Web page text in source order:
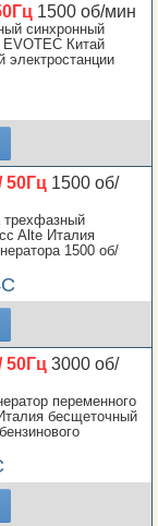
1500 об/мин
синхронный
EVOTEC Китай
50Гц 1500 об/
трехфазный
Alte Италия
1500 об/
50Гц 3000 об/
переменного
бесщеточный